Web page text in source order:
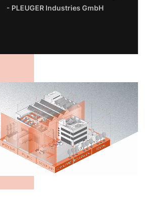
- PLEUGER Industries GmbH